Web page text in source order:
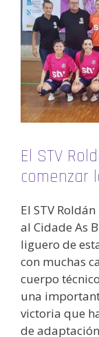
El STV
comenzar
El STV
al Cidade As
liguero de
con muchas
cuerpo
una
victoria que
de